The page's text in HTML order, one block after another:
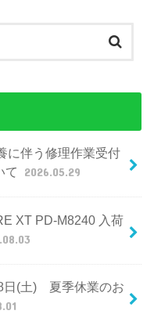
に伴う修理作業受付
て
2026.05.29
XT PD-M8240 入荷
日(土) 夏季休業のお